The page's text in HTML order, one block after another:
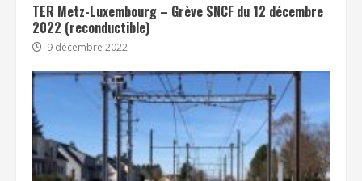
TER Metz-Luxembourg – Grève SNCF du 12 décembre
2022 (reconductible)
9 décembre 2022